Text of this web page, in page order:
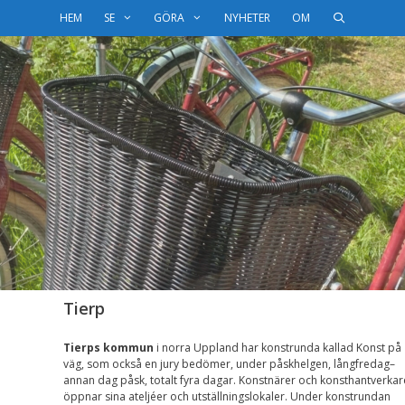
HEM SE GÖRA NYHETER OM
Tierp
Tierps kommun i norra Uppland har konstrunda kallad Konst på
väg, som också en jury bedömer, under påskhelgen, långfredag–
annan dag påsk, totalt fyra dagar. Konstnärer och
öppnar sina ateljéer och utställningslokaler. Under konstrundan